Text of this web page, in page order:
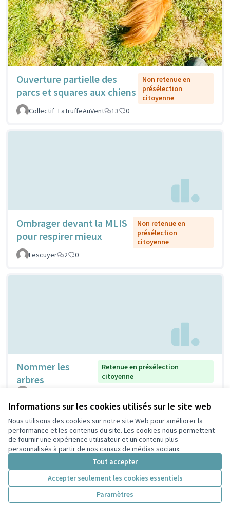
Informations sur les cookies utilisés sur le site web
Nous utilisons des cookies sur notre site Web pour améliorer la
performance et les contenus du site. Les cookies nous permettent
de fournir une expérience utilisateur et un contenu plus
personnalisés à partir de nos canaux de médias sociaux.
Tout accepter
Accepter seulement les cookies essentiels
Paramètres
Ouverture partielle des
parcs et squares aux chiens
Non retenue en
présélection
citoyenne
Collectif_LaTruffeAuVent
13 0
Ombrager devant la MLIS
pour respirer mieux
Non retenue en
présélection
citoyenne
Lescuyer
2 0
Nommer les
arbres
Retenue en présélection
citoyenne
Nichoirs pour
Non retenue en présélection